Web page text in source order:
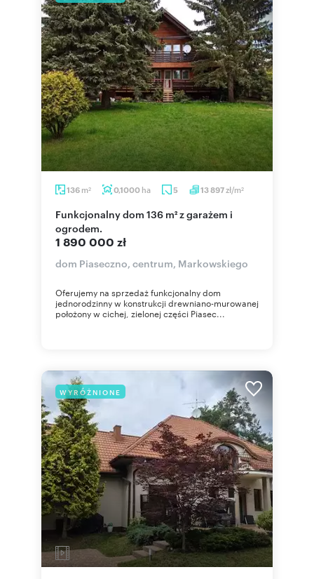
136 m2 0,1000 ha 5 13 897zł/m2
Funkcjonalny dom 136 m² z garażem i
ogrodem.
1 890 000 zł
dom Piaseczno, centrum, Markowskiego
Oferujemy na sprzedaż funkcjonalny dom
jednorodzinny w konstrukcji drewniano-murowanej
położony w cichej, zielonej części Piasec...
WYRÓŻNIONE